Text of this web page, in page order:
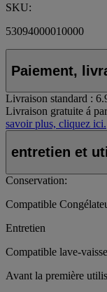
SKU:
53094000010000
Paiement,
Livraison standard :
Livraison gratuite á
savoir plus, cliquez ici.
entretien et
Conservation:
Compatible
Entretien
Compatible lave-
Avant la première